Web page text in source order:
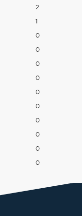
2
1
0
0
0
0
0
0
0
0
0
0